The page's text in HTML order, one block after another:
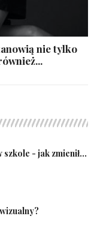
nie tylko
- jak zmienił...